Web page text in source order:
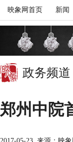
映象网首页 新闻
政务频道
郑州中院